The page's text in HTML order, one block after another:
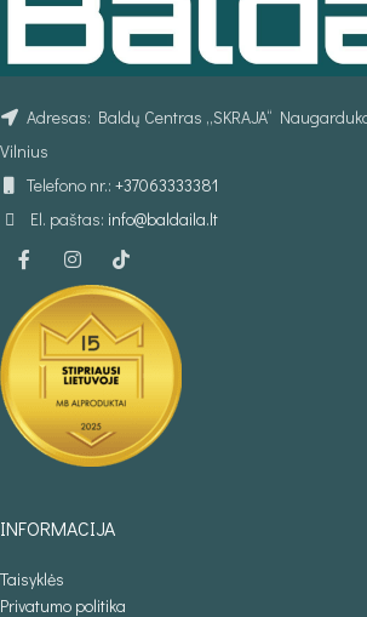
Adresas: Baldų Centras „SKRAJA“
Vilnius
Telefono nr.: +37063333381
El. paštas: info@baldaila.lt
INFORMACIJA
Taisyklės
Privatumo politika